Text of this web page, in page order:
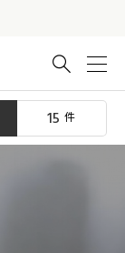

15 件